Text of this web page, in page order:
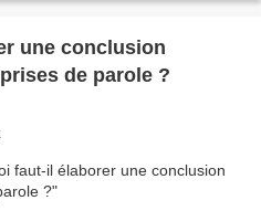
une conclusion
de parole ?